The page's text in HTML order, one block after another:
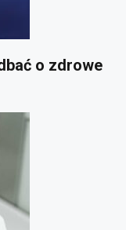
o zdrowe